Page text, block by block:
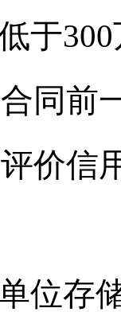
于
同前
价信
位存